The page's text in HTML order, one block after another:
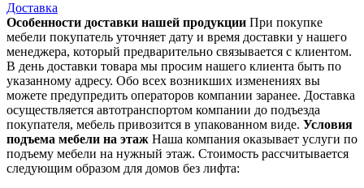
Доставка
Особенности доставки нашей продукции При покупке
мебели покупатель уточняет дату и время доставки у нашего
менеджера, который предварительно связывается с клиентом.
В день доставки товара мы просим нашего клиента быть по
указанному адресу. Обо всех возникших изменениях вы
можете предупредить операторов компании заранее. Доставка
осуществляется автотранспортом компании до подъезда
покупателя, мебель привозится в упакованном виде. Условия
подъема мебели на этаж Наша компания оказывает услуги по
подъему мебели на нужный этаж. Стоимость рассчитывается
следующим образом для домов без лифта: